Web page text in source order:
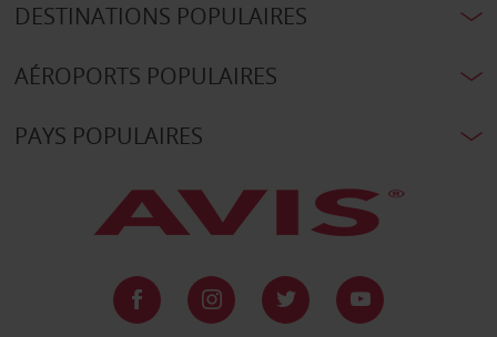
DESTINATIONS POPULAIRES
AÉROPORTS POPULAIRES
PAYS POPULAIRES